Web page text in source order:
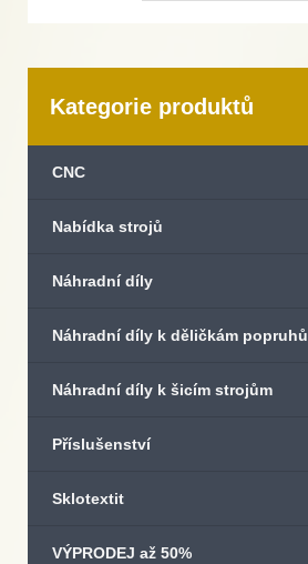
Kategorie produktů
CNC
Nabídka strojů
Náhradní díly
Náhradní díly k děličkám popruhů
Náhradní díly k šicím strojům
Příslušenství
Sklotextit
VÝPRODEJ až 50%